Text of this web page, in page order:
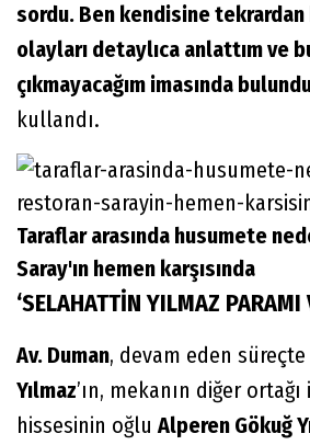
sordu. Ben kendisine tekrardan
olayları detaylıca anlattım ve
çıkmayacağım imasında
kullandı.
Taraflar arasında husumete
Saray'ın hemen karşısında
‘SELAHATTİN YILMAZ PARAMI
Av. Duman, devam eden süreçte
Yılmaz’ın, mekanın diğer
hissesinin oğlu Alperen Gökuğ